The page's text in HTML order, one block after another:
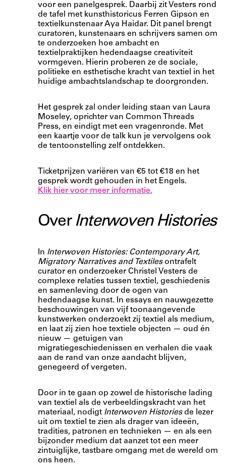
voor een panelgesprek. Daarbij zit Vesters rond
de tafel met kunsthistoricus Ferren Gipson en
textielkunstenaar Aya Haidar. Dit panel brengt
curatoren, kunstenaars en schrijvers samen om
te onderzoeken hoe ambacht en
textielpraktijken hedendaagse creativiteit
vormgeven. Hierin proberen ze de sociale,
politieke en esthetische kracht van textiel in het
huidige ambachtslandschap te doorgronden.
Het gesprek zal onder leiding staan van Laura
Moseley, oprichter van Common Threads
Press, en eindigt met een vragenronde. Met
een kaartje voor de talk kun je vervolgens ook
de tentoonstelling zelf ontdekken.
Ticketprijzen variëren van €5 tot €18 en het
gesprek wordt gehouden in het Engels.
Klik hier voor meer informatie.
Over Interwoven Histories
In Interwoven Histories: Contemporary Art,
Migratory Narratives and Textilesontrafelt
curator en onderzoeker Christel Vesters de
complexe relaties tussen textiel, geschiedenis
en samenleving door de ogen van
hedendaagse kunst. In essays en nauwgezette
beschouwingen van vijf toonaangevende
kunstwerken onderzoekt zij textiel als medium,
en laat zij zien hoe textiele objecten — oud én
nieuw — getuigen van
migratiegeschiedenissen en verhalen die vaak
aan de rand van onze aandacht blijven,
genegeerd of vergeten.
Door in te gaan op zowel de historische lading
van textiel als de verbeeldingskracht van het
materiaal, nodigt Interwoven Historiesde lezer
uit om textiel te zien als drager van ideeën,
tradities, patronen en technieken — en als een
bijzonder medium dat aanzet tot een meer
zintuiglijke, tastbare omgang met de wereld om
ons heen.